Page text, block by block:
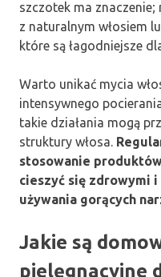
szczotek ma
z naturalnym włosiem
które są łagodniejsze
Warto unikać mycia
intensywnego
takie działania mogą
struktury włosa.
stosowanie
cieszyć się zdrowymi
używania gorących
Jakie są
pielęgnacyjne